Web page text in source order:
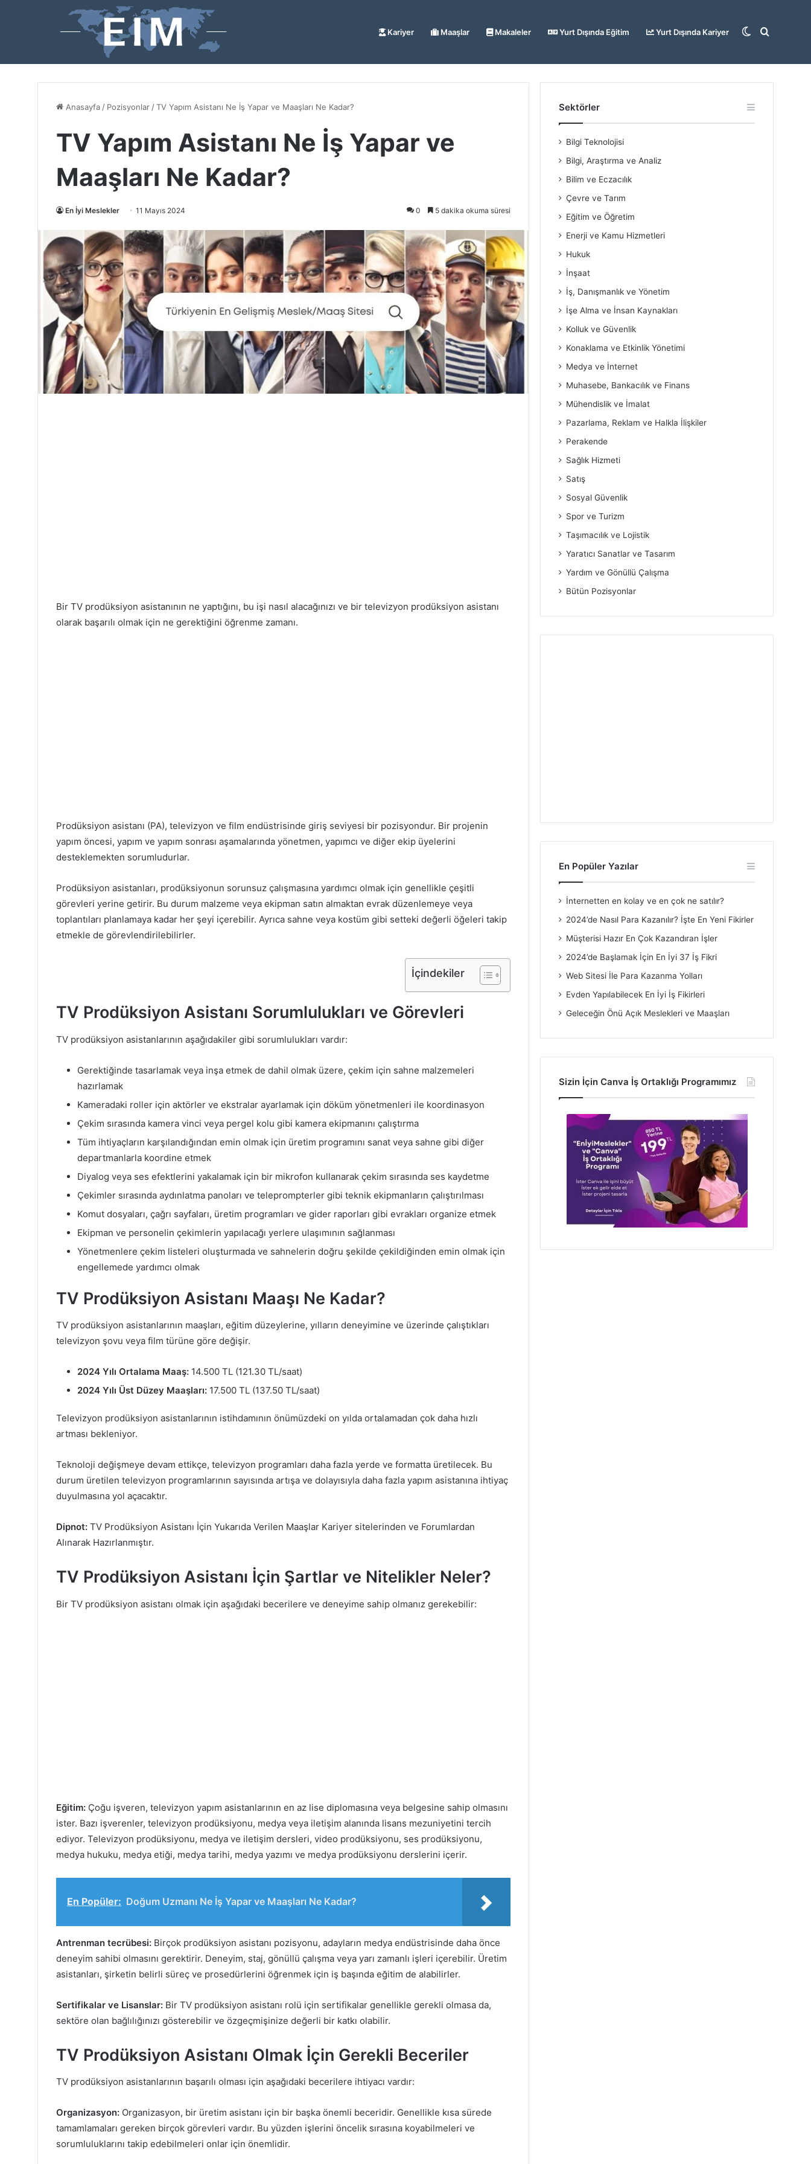
Kariyer Maaşlar Makaleler Yurt Dışında Eğitim Yurt Dışında Kariyer Arama
Dış
Anasayfa / Pozisyonlar /TV Yapım Asistanı Ne İş Yapar ve Maaşları Ne Kadar?
TV Yapım Asistanı Ne İş Yapar ve
Maaşları Ne Kadar?
En İyi Meslekler 11 Mayıs 2024 0 5 dakika okuma süresi
Bir TV prodüksiyon asistanının ne yaptığını, bu işi nasıl alacağınızı ve bir televizyon prodüksiyon asistanı
olarak başarılı olmak için ne gerektiğini öğrenme zamanı.
Prodüksiyon asistanı (PA), televizyon ve film endüstrisinde giriş seviyesi bir pozisyondur. Bir projenin
yapım öncesi, yapım ve yapım sonrası aşamalarında yönetmen, yapımcı ve diğer ekip üyelerini
desteklemekten sorumludurlar.
Prodüksiyon asistanları, prodüksiyonun sorunsuz çalışmasına yardımcı olmak için genellikle çeşitli
görevleri yerine getirir. Bu durum malzeme veya ekipman satın almaktan evrak düzenlemeye veya
toplantıları planlamaya kadar her şeyi içerebilir. Ayrıca sahne veya kostüm gibi setteki değerli öğeleri takip
etmekle de görevlendirilebilirler.
İçindekiler
TV Prodüksiyon Asistanı Sorumlulukları ve Görevleri
TV prodüksiyon asistanlarının aşağıdakiler gibi sorumlulukları vardır:
Gerektiğinde tasarlamak veya inşa etmek de dahil olmak üzere, çekim için sahne malzemeleri
hazırlamak
Kameradaki roller için aktörler ve ekstralar ayarlamak için döküm yönetmenleri ile koordinasyon
Çekim sırasında kamera vinci veya pergel kolu gibi kamera ekipmanını çalıştırma
Tüm ihtiyaçların karşılandığından emin olmak için üretim programını sanat veya sahne gibi diğer
departmanlarla koordine etmek
Diyalog veya ses efektlerini yakalamak için bir mikrofon kullanarak çekim sırasında ses kaydetme
Çekimler sırasında aydınlatma panoları ve teleprompterler gibi teknik ekipmanların çalıştırılması
Komut dosyaları, çağrı sayfaları, üretim programları ve gider raporları gibi evrakları organize etmek
Ekipman ve personelin çekimlerin yapılacağı yerlere ulaşımının sağlanması
Yönetmenlere çekim listeleri oluşturmada ve sahnelerin doğru şekilde çekildiğinden emin olmak için
engellemede yardımcı olmak
TV Prodüksiyon Asistanı Maaşı Ne Kadar?
TV prodüksiyon asistanlarının maaşları, eğitim düzeylerine, yılların deneyimine ve üzerinde çalıştıkları
televizyon şovu veya film türüne göre değişir.
2024 Yılı Ortalama Maaş: 14.500 TL (121.30 TL/saat)
2024 Yılı Üst Düzey Maaşları: 17.500 TL (137.50 TL/saat)
Televizyon prodüksiyon asistanlarının istihdamının önümüzdeki on yılda ortalamadan çok daha hızlı
artması bekleniyor.
Teknoloji değişmeye devam ettikçe, televizyon programları daha fazla yerde ve formatta üretilecek. Bu
durum üretilen televizyon programlarının sayısında artışa ve dolayısıyla daha fazla yapım asistanına ihtiyaç
duyulmasına yol açacaktır.
Dipnot: TV Prodüksiyon Asistanı İçin Yukarıda Verilen Maaşlar Kariyer sitelerinden ve Forumlardan
Alınarak Hazırlanmıştır.
TV Prodüksiyon Asistanı İçin Şartlar ve Nitelikler Neler?
Bir TV prodüksiyon asistanı olmak için aşağıdaki becerilere ve deneyime sahip olmanız gerekebilir:
Eğitim: Çoğu işveren, televizyon yapım asistanlarının en az lise diplomasına veya belgesine sahip olmasını
ister. Bazı işverenler, televizyon prodüksiyonu, medya veya iletişim alanında lisans mezuniyetini tercih
ediyor. Televizyon prodüksiyonu, medya ve iletişim dersleri, video prodüksiyonu, ses prodüksiyonu,
medya hukuku, medya etiği, medya tarihi, medya yazımı ve medya prodüksiyonu derslerini içerir.
En Popüler: Doğum Uzmanı Ne İş Yapar ve Maaşları Ne Kadar?
Antrenman tecrübesi: Birçok prodüksiyon asistanı pozisyonu, adayların medya endüstrisinde daha önce
deneyim sahibi olmasını gerektirir. Deneyim, staj, gönüllü çalışma veya yarı zamanlı işleri içerebilir. Üretim
asistanları, şirketin belirli süreç ve prosedürlerini öğrenmek için iş başında eğitim de alabilirler.
Sertifikalar ve Lisanslar: Bir TV prodüksiyon asistanı rolü için sertifikalar genellikle gerekli olmasa da,
sektöre olan bağlılığınızı gösterebilir ve özgeçmişinize değerli bir katkı olabilir.
TV Prodüksiyon Asistanı Olmak İçin Gerekli Beceriler
TV prodüksiyon asistanlarının başarılı olması için aşağıdaki becerilere ihtiyacı vardır:
Organizasyon: Organizasyon, bir üretim asistanı için bir başka önemli beceridir. Genellikle kısa sürede
tamamlamaları gereken birçok görevleri vardır. Bu yüzden işlerini öncelik sırasına koyabilmeleri ve
sorumluluklarını takip edebilmeleri onlar için önemlidir.
Sektörler
Bilgi Teknolojisi
Bilgi, Araştırma ve Analiz
Bilim ve Eczacılık
Çevre ve Tarım
Eğitim ve Öğretim
Enerji ve Kamu Hizmetleri
Hukuk
İnşaat
İş, Danışmanlık ve Yönetim
İşe Alma ve İnsan Kaynakları
Kolluk ve Güvenlik
Konaklama ve Etkinlik Yönetimi
Medya ve İnternet
Muhasebe, Bankacılık ve Finans
Mühendislik ve İmalat
Pazarlama, Reklam ve Halkla İlişkiler
Perakende
Sağlık Hizmeti
Satış
Sosyal Güvenlik
Spor ve Turizm
Taşımacılık ve Lojistik
Yaratıcı Sanatlar ve Tasarım
Yardım ve Gönüllü Çalışma
Bütün Pozisyonlar
En Popüler Yazılar
İnternetten en kolay ve en çok ne satılır?
2024’de Nasıl Para Kazanılır? İşte En Yeni Fikirler
Müşterisi Hazır En Çok Kazandıran İşler
2024’de Başlamak İçin En İyi 37 İş Fikri
Web Sitesi İle Para Kazanma Yolları
Evden Yapılabilecek En İyi İş Fikirleri
Geleceğin Önü Açık Meslekleri ve Maaşları
Sizin İçin Canva İş Ortaklığı Programımız